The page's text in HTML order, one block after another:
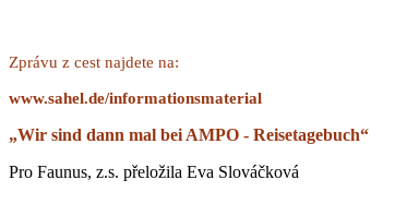
Zprávu z cest najdete na:
www.sahel.de/informationsmaterial
„Wir sind dann mal bei AMPO - Reisetagebuch“
Pro Faunus, z.s. přeložila Eva Slováčková